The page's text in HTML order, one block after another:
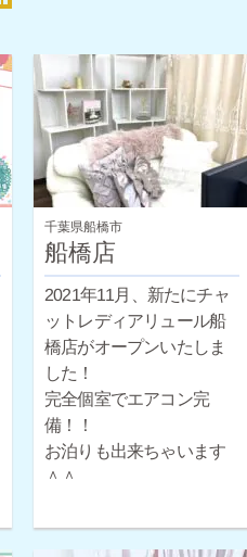
千葉県船橋市
船橋店
2021年11月、新たにチャ
ットレディアリュール船
橋店がオープンいたしま
した！
完全個室でエアコン完
備！！
お泊りも出来ちゃいます
＾＾